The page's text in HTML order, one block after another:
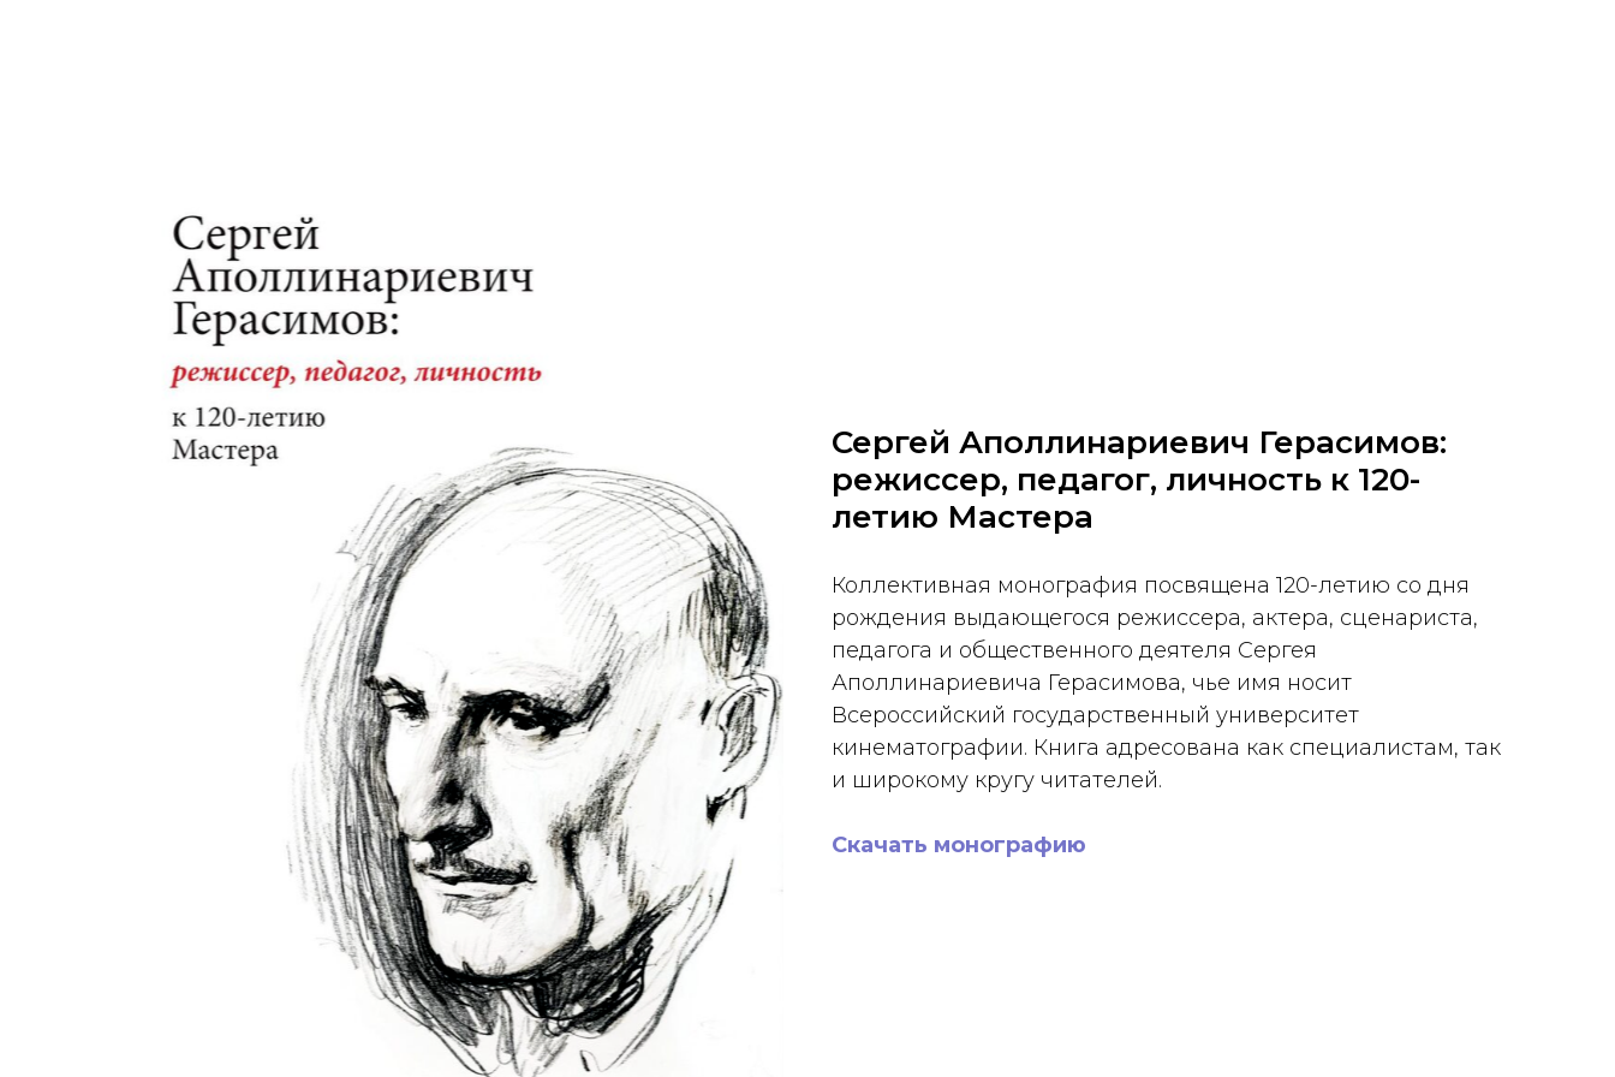
Сергей Аполлинариевич Герасимов:
режиссер, педагог, личность к 120-
летию Мастера
Коллективная монография посвящена 120-летию со дня
рождения выдающегося режиссера, актера, сценариста,
педагога и общественного деятеля Сергея
Аполлинариевича Герасимова, чье имя носит
Всероссийский государственный университет
кинематографии. Книга адресована как специалистам, так
и широкому кругу читателей.
Скачать монографию